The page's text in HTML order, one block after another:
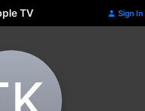
TV Sign In